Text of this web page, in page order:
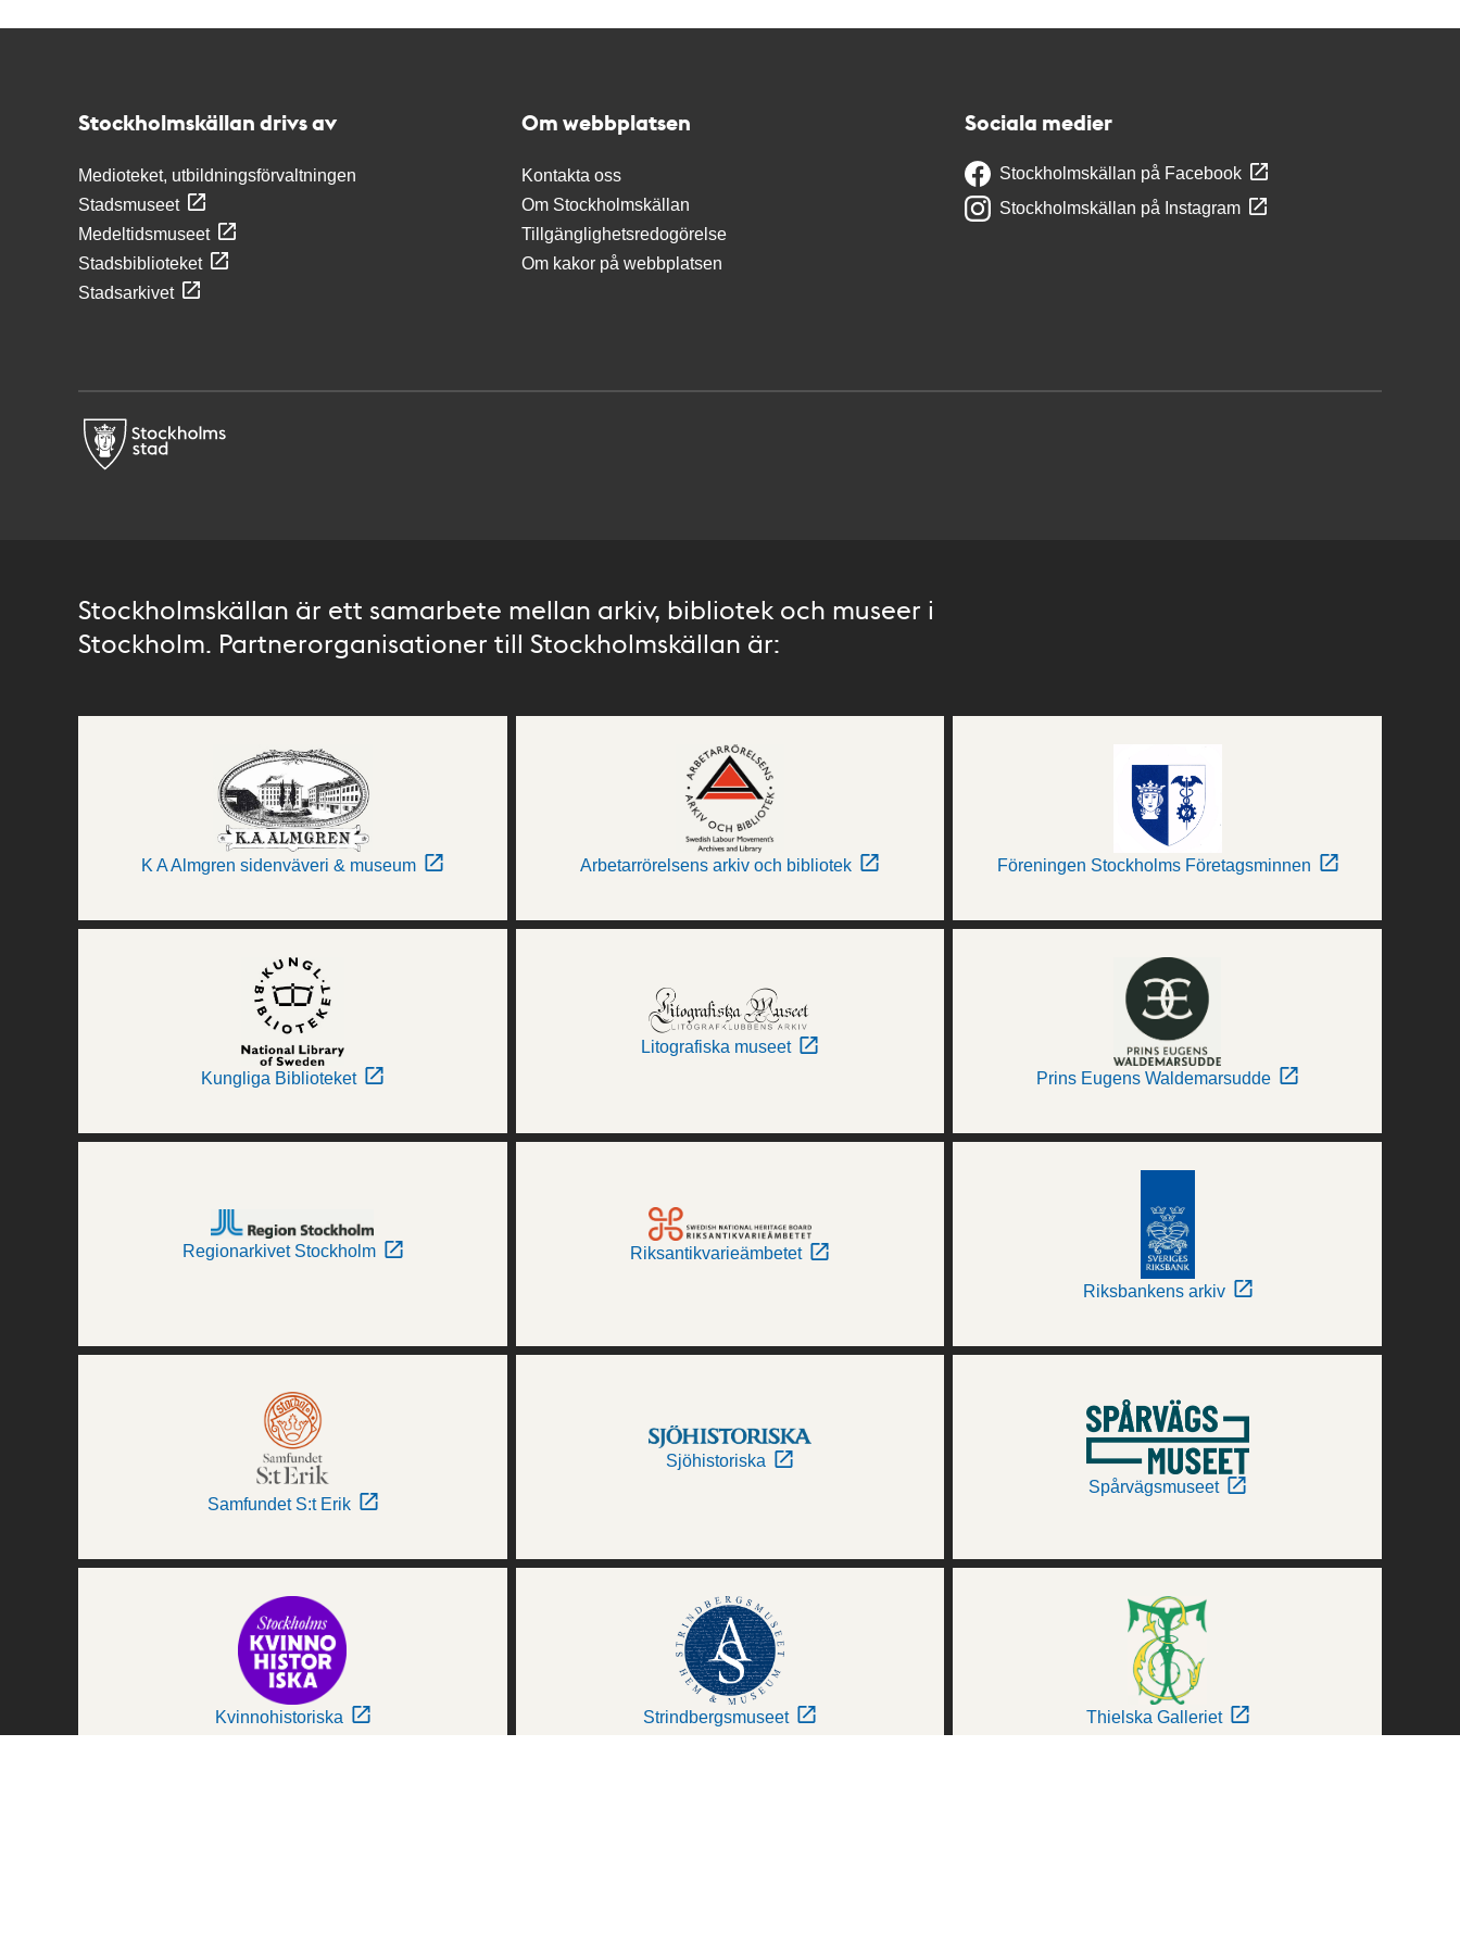
Stockholmskällan drivs av
Medioteket, utbildningsförvaltningen
Stadsmuseet
Medeltidsmuseet
Stadsbiblioteket
Stadsarkivet
Om webbplatsen
Kontakta oss
Om Stockholmskällan
Tillgänglighetsredogörelse
Om kakor på webbplatsen
Sociala medier
Stockholmskällan på Facebook
Stockholmskällan på Instagram
Stockholmskällan är ett samarbete mellan arkiv, bibliotek och museer i
Stockholm. Partnerorganisationer till Stockholmskällan är:
K A Almgren sidenväveri & museum Arbetarrörelsens arkiv och bibliotek Föreningen Stockholms Företagsminnen
Kungliga Biblioteket
Litografiska museet
Prins Eugens Waldemarsudde
Regionarkivet Stockholm Riksantikvarieämbetet
Riksbankens arkiv
Samfundet S:t Erik
Sjöhistoriska
Spårvägsmuseet
Kvinnohistoriska Strindbergsmuseet Thielska Galleriet